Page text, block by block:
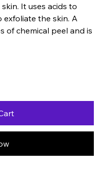
It uses acids to
exfoliate the skin. A
of chemical peel and is